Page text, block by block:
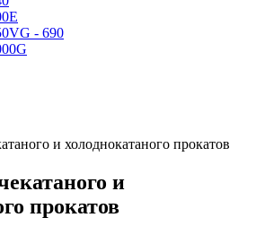
- 690
и холоднокатаного прокатов
и
прокатов